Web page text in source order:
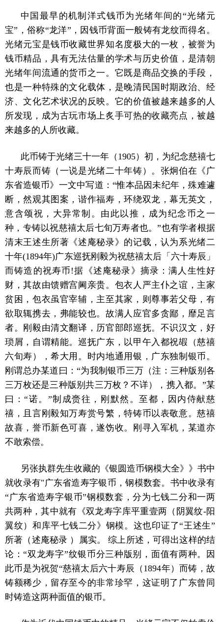
中国最早的机制洋式钱币为光绪年间的“光绪元
宝”，俗称“龙洋”，因钱币背面一般铸有龙纹而得名。
光绪元宝是钱币收藏世界知名度极大的一枚，被誉为
钱币精品，具有无法估量的学术与历史价值，是清朝
光绪年间流通的货币之一。它既是商品交换的手段，
也是一种特殊的文化载体，是晚清民国时期政治、经
济、文化艺术状况的反映。它的价值被越来越多的人
所发现，成为古玩市场上炙手可热的收藏亮点，被越
来越多的人所收藏。
此币铸于光绪三十一年（1905）初，为纪念慈禧七
十寿辰而铸（一说是光绪二十年铸）。张炯伯在《广
东省造银币》一文中写道：“惟本品因未纪年，殊难遽
断，然观其图案，谐作福寿，环绕双龙，幕无英文，
意含颂祝，大异常制。由此以推，成为纪念币之一
种，专铸以祝慈禧太后七旬万寿者也。”也有学者根据
清末王述生所著《述庵秘录》的记载，认为系光绪二
十年(1894年)广东巡抚刚毅为祝慈禧太后「六十寿辰」
而铸造的祝寿币!据《述庵秘录》摘录：满人生性好
财，其故由馈赠宫阃亲贵。包衣人严主仆之谊，主家
贫困，包衣虽官宰辅，主至其家，则尊事若父母，有
欲取辄携去，弗能较也。故满人应官多贪鄙，靡足言
者。刚毅由清文翻译，历官部郎巡抚。不识汉文，好
琐屑，自谓精能。巡抚广东，以甲午入都祝嘏（慈禧
六旬寿），希大用。时内地通用银，广东独制银币。
刚谓总办某道曰：“为我制银币三万（注：三种版别各
三万枚还是三种版别共三万枚？不详），携入都。”某
曰：“诺。”制成赍往，刚默然。至都，因内侍献慈
禧，且言刚毅知万寿赏号繁，特铸币以表敬意。慈禧
故喜，誉币新色可喜，遂饬收。刚寻入军机，某道亦
不敢索偿。
另张执群先生收藏的《银圆造币钢模大全》》书中
就收录有"广东省造寿字银币，钢模数套。书中收录有
“广东省造寿字银币”钢模数套，分为七钱二分和一两
共两种，其中就有《双龙寿字库平重壹两（阴翼纹-阳
翼纹）和库平七钱二分》钢模。这也印证了“王述生”
所著（述庵秘录 ）属实。 综上所述，可得出这样的结
论：“双龙寿字”纹银币分三种版别，面值有两种。因
此币是为祝贺“慈禧太后六十寿辰（1894年）而铸，故
铸额稀少，留存至今的非常珍罕，这证明了广东曾同
时铸造这两种面值的银币。